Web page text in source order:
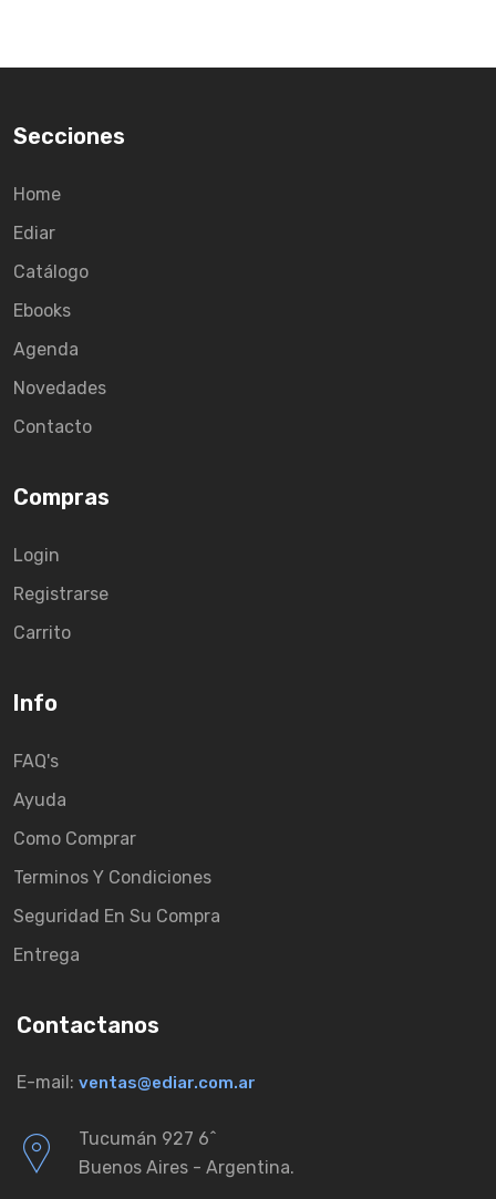
Secciones
Home
Ediar
Catálogo
Ebooks
Agenda
Novedades
Contacto
Compras
Login
Registrarse
Carrito
Info
FAQ's
Ayuda
Como Comprar
Terminos Y Condiciones
Seguridad En Su Compra
Entrega
Contactanos
E-mail: ventas@ediar.com.ar
Tucumán 927 6ˆ
Buenos Aires - Argentina.